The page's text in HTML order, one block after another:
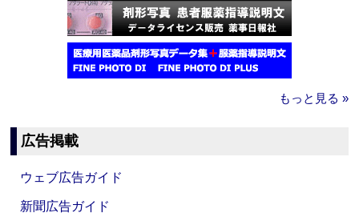
もっと見る »
広告掲載
ウェブ広告ガイド
新聞広告ガイド